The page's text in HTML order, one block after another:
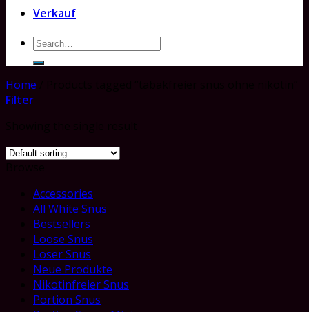
Verkauf
Search
for:
Home
Filter
Accessories
All White Snus
Bestsellers
Loose Snus
Loser Snus
Neue Produkte
Nikotinfreier Snus
Portion Snus